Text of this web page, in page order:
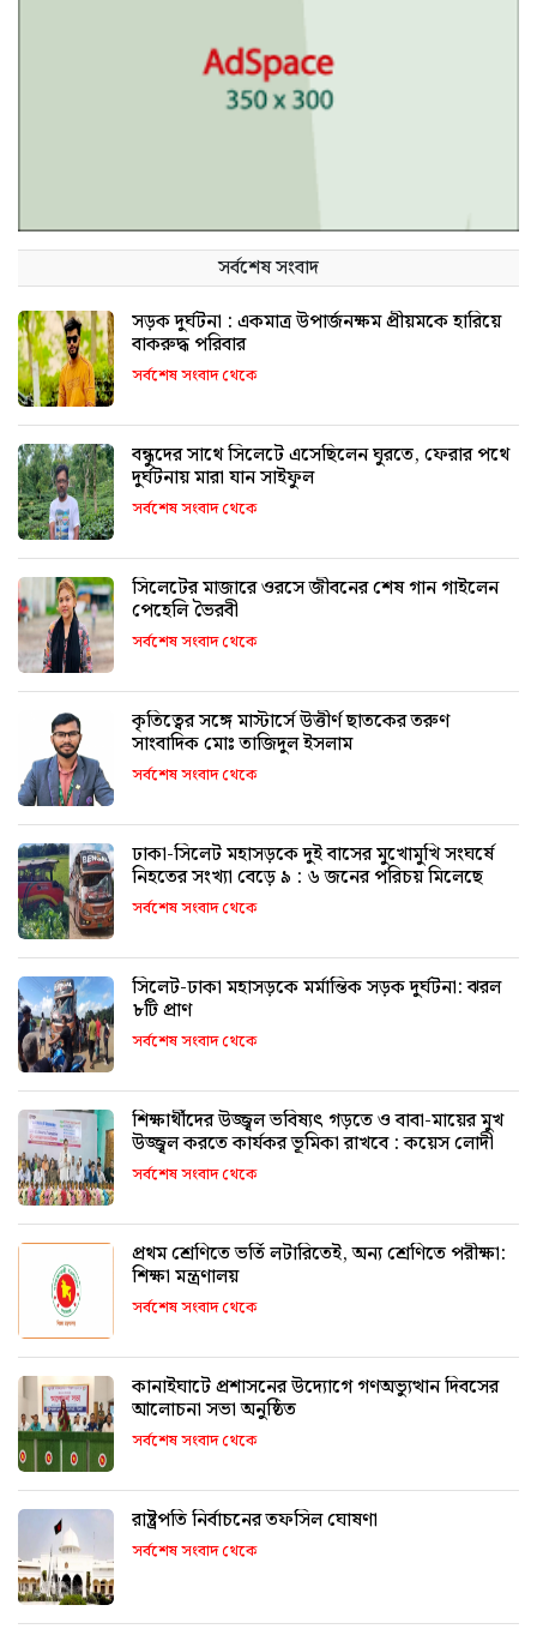
সর্বশেষ সংবাদ
সড়ক দুর্ঘটনা : একমাত্র উপার্জনক্ষম প্রীয়মকে হারিয়ে
বাকরুদ্ধ পরিবার
সর্বশেষ সংবাদ থেকে
বন্ধুদের সাথে সিলেটে এসেছিলেন ঘুরতে, ফেরার পথে
দুর্ঘটনায় মারা যান সাইফুল
সর্বশেষ সংবাদ থেকে
সিলেটের মাজারে ওরসে জীবনের শেষ গান গাইলেন
পেহেলি ভৈরবী
সর্বশেষ সংবাদ থেকে
কৃতিত্বের সঙ্গে মাস্টার্সে উত্তীর্ণ ছাতকের তরুণ
সাংবাদিক মোঃ তাজিদুল ইসলাম
সর্বশেষ সংবাদ থেকে
ঢাকা-সিলেট মহাসড়কে দুই বাসের মুখোমুখি সংঘর্ষে
নিহতের সংখ্যা বেড়ে ৯ : ৬ জনের পরিচয় মিলেছে
সর্বশেষ সংবাদ থেকে
সিলেট-ঢাকা মহাসড়কে মর্মান্তিক সড়ক দুর্ঘটনা: ঝরল
৮টি প্রাণ
সর্বশেষ সংবাদ থেকে
শিক্ষার্থীদের উজ্জ্বল ভবিষ্যৎ গড়তে ও বাবা-মায়ের মুখ
উজ্জ্বল করতে কার্যকর ভূমিকা রাখবে : কয়েস লোদী
সর্বশেষ সংবাদ থেকে
প্রথম শ্রেণিতে ভর্তি লটারিতেই, অন্য শ্রেণিতে পরীক্ষা:
শিক্ষা মন্ত্রণালয়
সর্বশেষ সংবাদ থেকে
কানাইঘাটে প্রশাসনের উদ্যোগে গণঅভ্যুত্থান দিবসের
আলোচনা সভা অনুষ্ঠিত
সর্বশেষ সংবাদ থেকে
রাষ্ট্রপতি নির্বাচনের তফসিল ঘোষণা
সর্বশেষ সংবাদ থেকে